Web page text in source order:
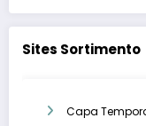
Sites Sortimento
Capa